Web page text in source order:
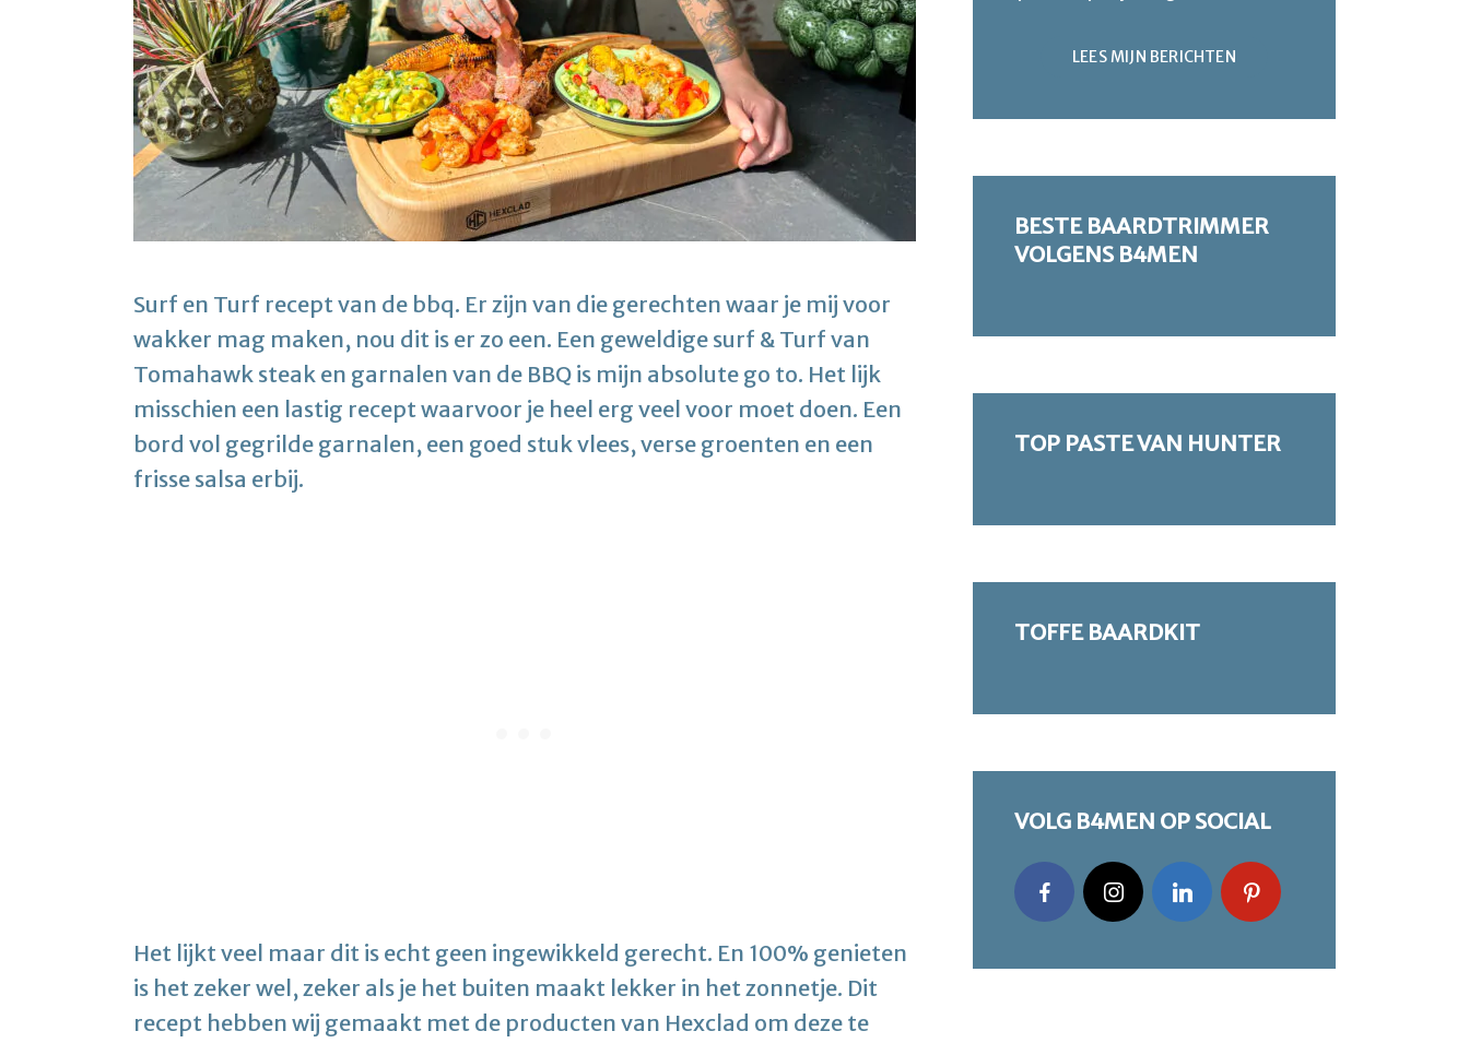
Surf en Turf recept van de bbq. Er zijn van die gerechten waar je mij voor
wakker mag maken, nou dit is er zo een. Een geweldige surf & Turf van
Tomahawk steak en garnalen van de BBQ is mijn absolute go to. Het lijk
misschien een lastig recept waarvoor je heel erg veel voor moet doen. Een
bord vol gegrilde garnalen, een goed stuk vlees, verse groenten en een
frisse salsa erbij.
Het lijkt veel maar dit is echt geen ingewikkeld gerecht. En 100% genieten
is het zeker wel, zeker als je het buiten maakt lekker in het zonnetje. Dit
recept hebben wij gemaakt met de producten van Hexclad om deze te
LEES MIJN BERICHTEN
BESTE BAARDTRIMMER
VOLGENS B4MEN
TOP PASTE VAN HUNTER
TOFFE BAARDKIT
VOLG B4MEN OP SOCIAL